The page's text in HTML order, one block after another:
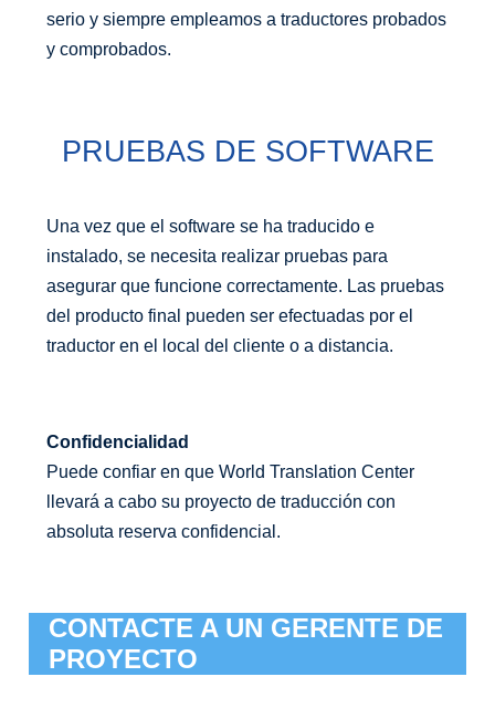
serio y siempre empleamos a traductores probados
y comprobados.
PRUEBAS DE SOFTWARE
Una vez que el software se ha traducido e
instalado, se necesita realizar pruebas para
asegurar que funcione correctamente. Las pruebas
del producto final pueden ser efectuadas por el
traductor en el local del cliente o a distancia.
Confidencialidad
Puede confiar en que World Translation Center
llevará a cabo su proyecto de traducción con
absoluta reserva confidencial.
CONTACTE A UN GERENTE DE
PROYECTO